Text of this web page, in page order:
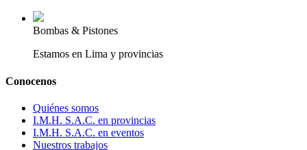
Bombas & Pistones
Estamos en Lima y provincias
Conocenos
Quiénes somos
I.M.H. S.A.C. en provincias
I.M.H. S.A.C. en eventos
Nuestros trabajos